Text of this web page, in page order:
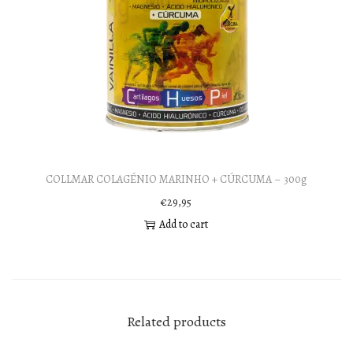
COLLMAR COLAGÉNIO MARINHO + CÚRCUMA – 300g
€29,95
Add to cart
Related products